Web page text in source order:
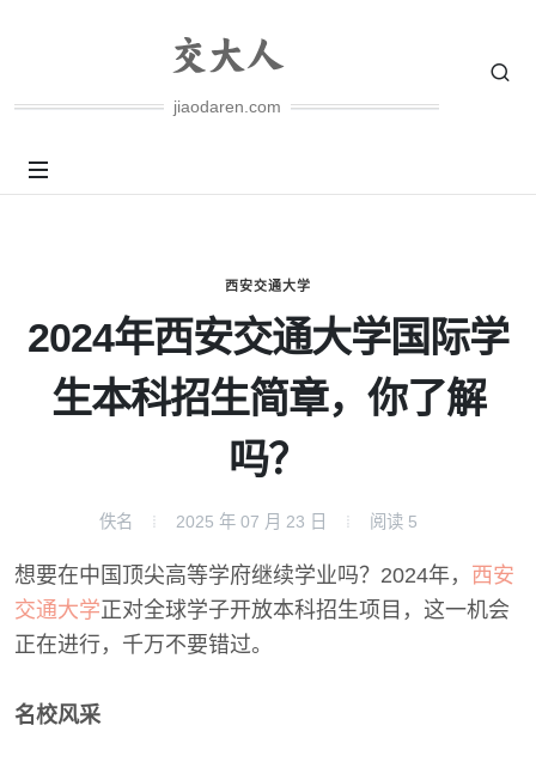
jiaodaren.com
西安交通大学
2024年西安交通大学国际学
生本科招生简章，你了解
吗？
佚名 2025 年 07 月 23 日 阅读 5
想要在中国顶尖高等学府继续学业吗？2024年， 西安
交通大学正对全球学子开放本科招生项目，这一机会
正在进行，千万不要错过。
名校风采